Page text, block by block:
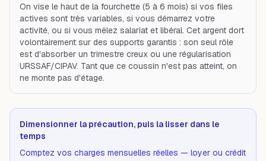
On vise le haut de la fourchette (5 à 6 mois) si vos files
actives sont très variables, si vous démarrez votre
activité, ou si vous mêlez salariat et libéral. Cet argent dort
volontairement sur des supports garantis : son seul rôle
est d'absorber un trimestre creux ou une régularisation
URSSAF/CIPAV. Tant que ce coussin n'est pas atteint, on
ne monte pas d'étage.
Dimensionner la précaution, puis la lisser dans le
temps
Comptez vos charges mensuelles réelles — loyer ou crédit